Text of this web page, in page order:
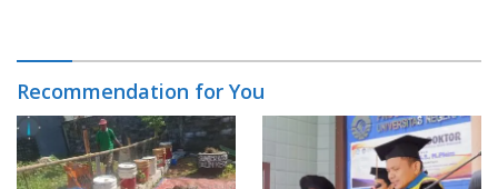
Recommendation for You